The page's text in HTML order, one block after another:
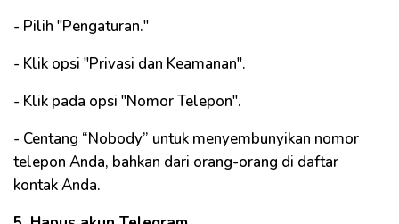
- Pilih "Pengaturan."
- Klik opsi "Privasi dan Keamanan".
- Klik pada opsi "Nomor Telepon".
- Centang “Nobody” untuk menyembunyikan nomor
telepon Anda, bahkan dari orang-orang di daftar
kontak Anda.